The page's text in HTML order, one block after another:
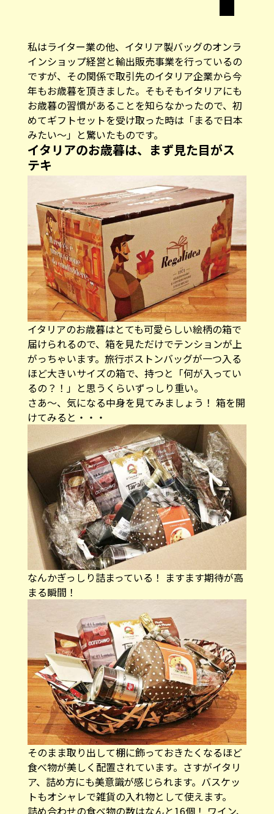
私はライター業の他、イタリア製バッグのオンラ
インショップ経営と輸出販売事業を行っているの
ですが、その関係で取引先のイタリア企業から今
年もお歳暮を頂きました。そもそもイタリアにも
お歳暮の習慣があることを知らなかったので、初
めてギフトセットを受け取った時は「まるで日本
みたい～」と驚いたものです。
イタリアのお歳暮は、まず見た目がス
テキ
イタリアのお歳暮はとても可愛らしい絵柄の箱で
届けられるので、箱を見ただけでテンションが上
がっちゃいます。旅行ボストンバッグが一つ入る
ほど大きいサイズの箱で、持つと「何が入ってい
るの？！」と思うくらいずっしり重い。
さあ～、気になる中身を見てみましょう！ 箱を開
けてみると・・・
なんかぎっしり詰まっている！ ますます期待が高
まる瞬間！
そのまま取り出して棚に飾っておきたくなるほど
食べ物が美しく配置されています。さすがイタリ
ア、詰め方にも美意識が感じられます。バスケッ
トもオシャレで雑貨の入れ物として使えます。